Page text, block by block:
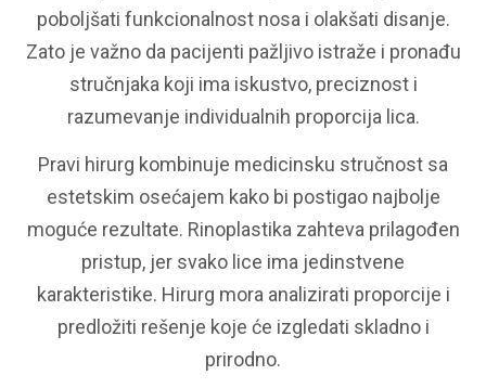
poboljšati funkcionalnost nosa i olakšati disanje.
Zato je važno da pacijenti pažljivo istraže i pronađu
stručnjaka koji ima iskustvo, preciznost i
razumevanje individualnih proporcija lica.
Pravi hirurg kombinuje medicinsku stručnost sa
estetskim osećajem kako bi postigao najbolje
moguće rezultate. Rinoplastika zahteva prilagođen
pristup, jer svako lice ima jedinstvene
karakteristike. Hirurg mora analizirati proporcije i
predložiti rešenje koje će izgledati skladno i
prirodno.